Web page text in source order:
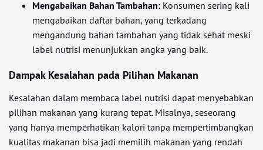
Mengabaikan Bahan Tambahan: Konsumen sering kali
mengabaikan daftar bahan, yang terkadang
mengandung bahan tambahan yang tidak sehat meski
label nutrisi menunjukkan angka yang baik.
Dampak Kesalahan pada Pilihan Makanan
Kesalahan dalam membaca label nutrisi dapat menyebabkan
pilihan makanan yang kurang tepat. Misalnya, seseorang
yang hanya memperhatikan kalori tanpa mempertimbangkan
kualitas makanan bisa jadi memilih makanan yang rendah